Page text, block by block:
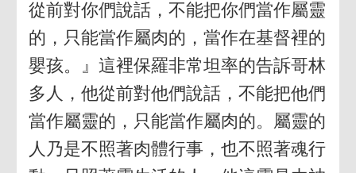
從前對你們說話，不能把你們當作屬靈
的，只能當作屬肉的，當作在基督裡的
嬰孩。』這裡保羅非常坦率的告訴哥林
多人，他從前對他們說話，不能把他們
當作屬靈的，只能當作屬肉的。屬靈的
人乃是不照著肉體行事，也不照著魂行